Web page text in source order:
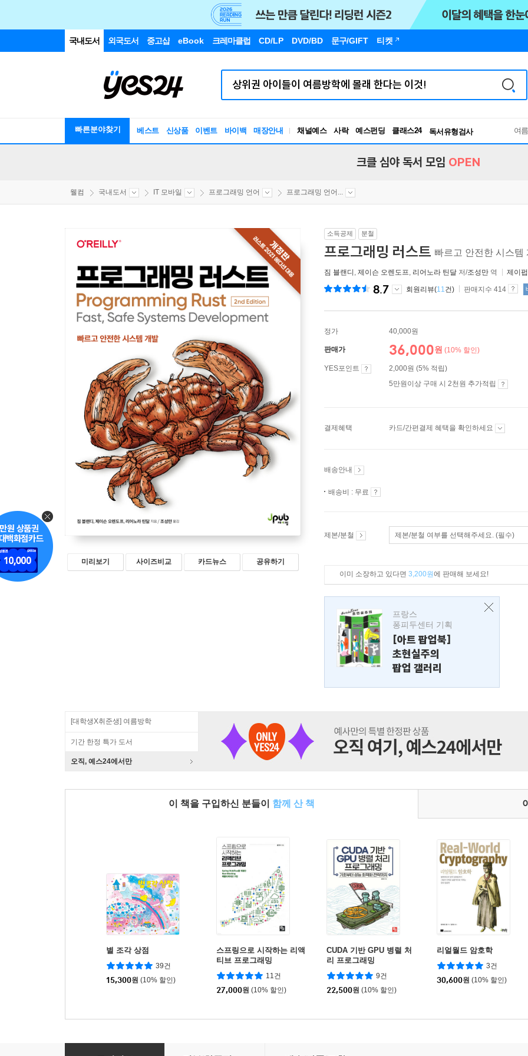
국내도서 외국도서 중고샵 eBook 크레마클럽 CD/LP DVD/BD 문구/GIFT 티켓
빠른분야찾기 베스트 신상품 이벤트 바이백 매장안내 채널예스 사락 예스펀딩 클래스24
독서유형검사
RBTI Lab
여
크클 심야 독서 모임 OPEN
웰컴 국내도서 IT 모바일 프로그래밍 언어 프로그래밍 언어...
미리보기 사이즈비교 카드뉴스 공유하기
소득공제 분철
프로그래밍 러스트 빠르고 안전한 시스템
짐 블랜디 , 제이슨 오렌도프, 리어노라 틴달 저/조성만 역 제이펍
8.7 회원리뷰(11건) 판매지수 414
정가 40,000원
판매가 36,000원 (10% 할인)
YES포인트
2,000원 (5% 적립)
5만원이상 구매 시 2천원 추가적립
결제혜택 카드/간편결제 혜택을 확인하세요
배송안내
배송비 : 무료
제본/분철 제본/분철 여부를 선택해주세요. (필수)
이미 소장하고 있다면 3,200원에 판매해 보세요!
프랑스
퐁피두센터 기획
[아트 팝업북]
초현실주의
팝업 갤러리
[대학생X취준생] 여름방학
기간 한정 특가 도서
오직, 예스24에서만
이 책을 구입하신 분들이 함께 산 책
별 조각 상점
39건
15,300원 (10% 할인)
스프링으로 시작하는 리액
티브 프로그래밍
11건
27,000원 (10% 할인)
CUDA 기반 GPU 병렬 처
리 프로그래밍
9건
22,500원 (10% 할인)
리얼월드 암호학
3건
30,600원 (10% 할인)